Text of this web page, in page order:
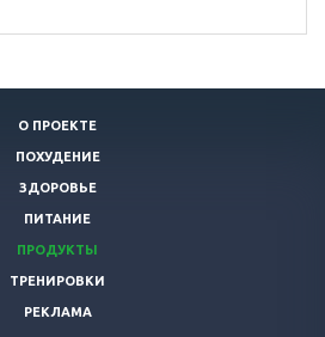
О ПРОЕКТЕ
ПОХУДЕНИЕ
ЗДОРОВЬЕ
ПИТАНИЕ
ПРОДУКТЫ
ТРЕНИРОВКИ
РЕКЛАМА